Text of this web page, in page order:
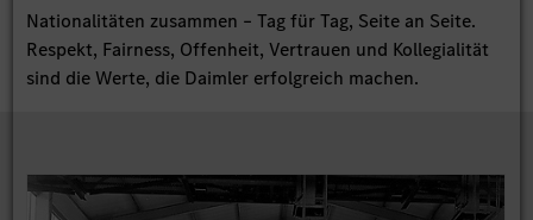
Nationalitäten zusammen – Tag für Tag, Seite an Seite.
Respekt, Fairness, Offenheit, Vertrauen und Kollegialität
sind die Werte, die Daimler erfolgreich machen.